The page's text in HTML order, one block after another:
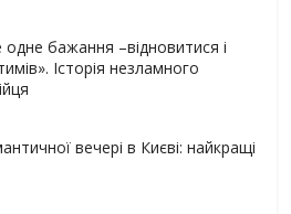
бажання –відновитися і
Історія незламного
вечері в Києві: найкращі